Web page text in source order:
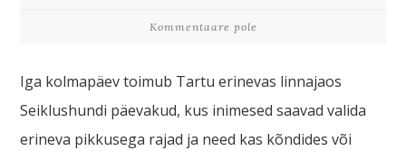
Kommentaare pole
Iga kolmapäev toimub Tartu erinevas linnajaos
Seiklushundi päevakud, kus inimesed saavad valida
erineva pikkusega rajad ja need kas kõndides või